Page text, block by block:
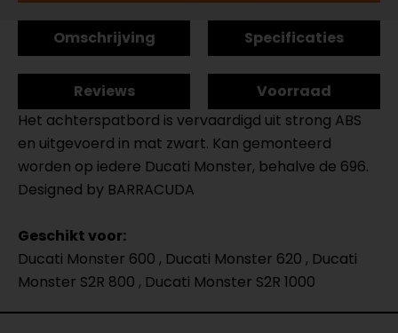
Omschrijving Specificaties
Reviews
Voorraad
Het achterspatbord is vervaardigd uit strong ABS
en uitgevoerd in mat zwart. Kan gemonteerd
worden op iedere Ducati Monster, behalve de 696.
Designed by BARRACUDA
Geschikt voor:
Ducati Monster 600 , Ducati Monster 620 , Ducati
Monster S2R 800 , Ducati Monster S2R 1000